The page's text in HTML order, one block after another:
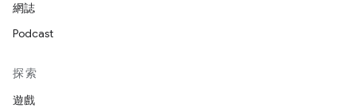
網誌
Podcast
探索
遊戲